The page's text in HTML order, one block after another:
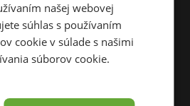
našej webovej
súhlas s používaním
cookie v súlade s našimi
súborov cookie.